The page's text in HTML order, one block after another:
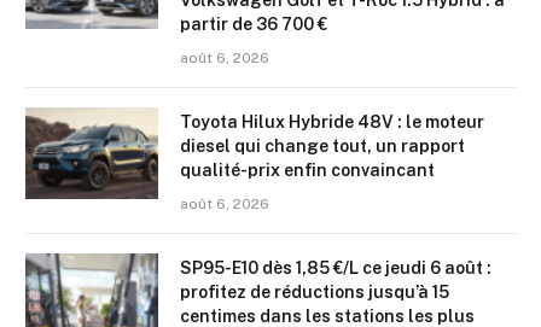
partir de 36 700 €
août 6, 2026
Toyota Hilux Hybride 48V : le moteur
diesel qui change tout, un rapport
qualité-prix enfin convaincant
août 6, 2026
SP95-E10 dès 1,85 €/L ce jeudi 6 août :
profitez de réductions jusqu’à 15
centimes dans les stations les plus